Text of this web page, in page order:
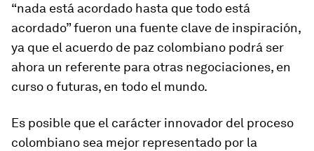
“nada está acordado hasta que todo está
acordado” fueron una fuente clave de inspiración,
ya que el acuerdo de paz colombiano podrá ser
ahora un referente para otras negociaciones, en
curso o futuras, en todo el mundo.
Es posible que el carácter innovador del proceso
colombiano sea mejor representado por la